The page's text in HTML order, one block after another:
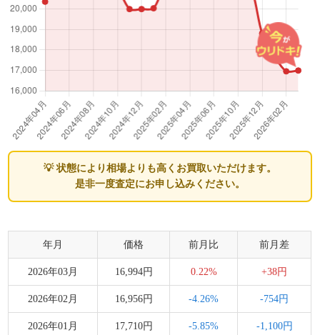
💡 状態により相場よりも高くお買取いただけます。
是非一度査定にお申し込みください。
年月 価格 前月比 前月差
2026年03月 16,994円 0.22% +38円
2026年02月 16,956円 -4.26% -754円
2026年01月 17,710円 -5.85% -1,100円